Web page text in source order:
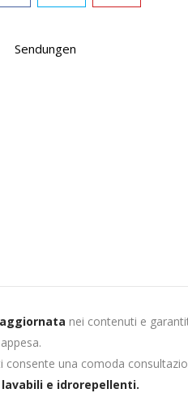
Sendungen
aggiornata nei contenuti e
consente una comoda
lavabili e idrorepellenti.